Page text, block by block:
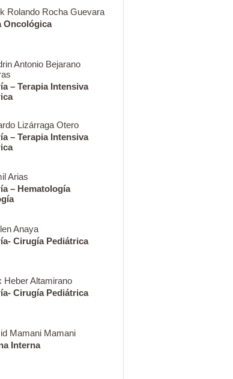
Rolando Rocha Guevara
Oncológica
Antonio Bejarano
– Terapia Intensiva
Lizárraga Otero
– Terapia Intensiva
Arias
– Hematología
Anaya
Cirugía Pediátrica
Heber Altamirano
Cirugía Pediátrica
Mamani Mamani
Interna